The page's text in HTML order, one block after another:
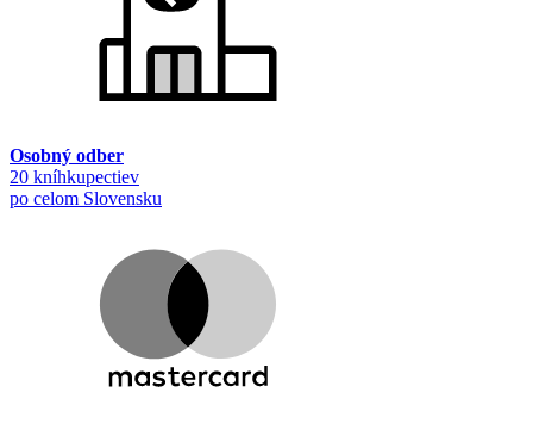
Osobný odber
20 kníhkupectiev
po celom Slovensku